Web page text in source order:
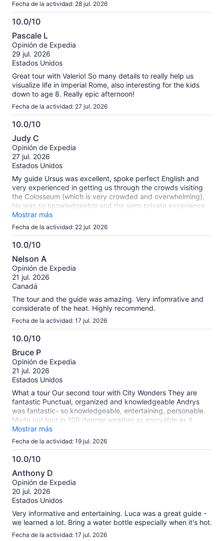
Fecha de la actividad: 28 jul. 2026
10.0/10
10.0
de
10
Pascale L
Opinión de Expedia
29 jul. 2026
Estados Unidos
Great tour with Valerio! So many details to really help us
visualize life in imperial Rome, also interesting for the kids
down to age 8. Really epic afternoon!
Fecha de la actividad: 27 jul. 2026
10.0/10
10.0
de
10
Judy C
Opinión de Expedia
27 jul. 2026
Estados Unidos
My guide Ursus was excellent, spoke perfect English and
very experienced in getting us through the crowds visiting
the Colosseum (which is very crowded and overwhelming).
He was so knowledgeable and the semi private experience
was very worth it!
Mostrar más
Fecha de la actividad: 22 jul. 2026
10.0/10
10.0
de
10
Nelson A
Opinión de Expedia
21 jul. 2026
Canadá
The tour and the guide was amazing. Very infomrative and
considerate of the heat. Highly recommend.
Fecha de la actividad: 17 jul. 2026
10.0/10
10.0
de
10
Bruce P
Opinión de Expedia
21 jul. 2026
Estados Unidos
What a tour Our second tour with City Wonders They are
fantastic Punctual, organized and knowledgeable Andrys
was fantastic- so knowledgeable, entertaining, personable.
Made our tour in 100 degree weather as enjoyable as it
could possibly be!
Mostrar más
Fecha de la actividad: 19 jul. 2026
10.0/10
10.0
de
10
Anthony D
Opinión de Expedia
20 jul. 2026
Estados Unidos
Very informative and entertaining. Luca was a great guide -
we learned a lot. Bring a water bottle especially when it's hot.
Fecha de la actividad: 17 jul. 2026